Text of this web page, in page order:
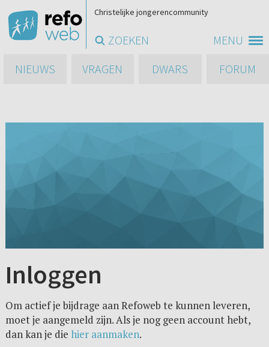
MENU
Christelijke jongerencommunity
ZOEKEN
NIEUWS
VRAGEN DWARS FORUM
Inloggen
Om actief je bijdrage aan Refoweb te kunnen leveren,
moet je aangemeld zijn. Als je nog geen account hebt,
dan kan je die hier aanmaken.